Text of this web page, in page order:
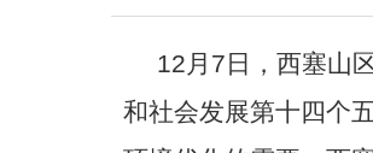
12月7日，西塞山
和社会发展第十四个